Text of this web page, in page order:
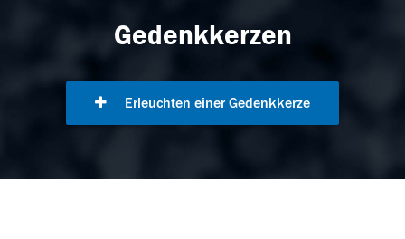
Gedenkkerzen
Erleuchten einer Gedenkkerze